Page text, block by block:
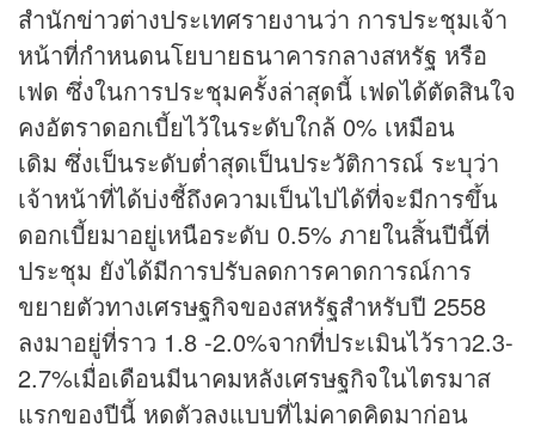
สำนักข่าวต่างประเทศรายงานว่า การประชุมเจ้า
หน้าที่กำหนดนโยบายธนาคารกลางสหรัฐ หรือ
เฟด ซึ่งในการประชุมครั้งล่าสุดนี้ เฟดได้ตัดสินใจ
คงอัตราดอกเบี้ยไว้ในระดับใกล้ 0% เหมือน
เดิม ซึ่งเป็นระดับต่ำสุดเป็นประวัติการณ์ ระบุว่า
เจ้าหน้าที่ได้บ่งชี้ถึงความเป็นไปได้ที่จะมีการขึ้น
ดอกเบี้ยมาอยู่เหนือระดับ 0.5% ภายในสิ้นปีนี้ที่
ประชุม ยังได้มีการปรับลดการคาดการณ์การ
ขยายตัวทางเศรษฐกิจของสหรัฐสำหรับปี 2558
ลงมาอยู่ที่ราว 1.8 -2.0%จากที่ประเมินไว้ราว2.3-
2.7%เมื่อเดือนมีนาคมหลังเศรษฐกิจในไตรมาส
แรกของปีนี้ หดตัวลงแบบที่ไม่คาดคิดมาก่อน